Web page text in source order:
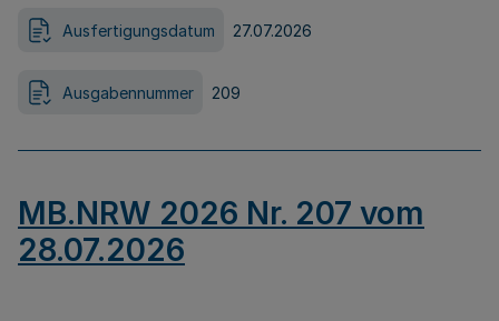
Ausfertigungsdatum 27.07.2026
Ausgabennummer 209
MB.NRW 2026 Nr. 207 vom
28.07.2026